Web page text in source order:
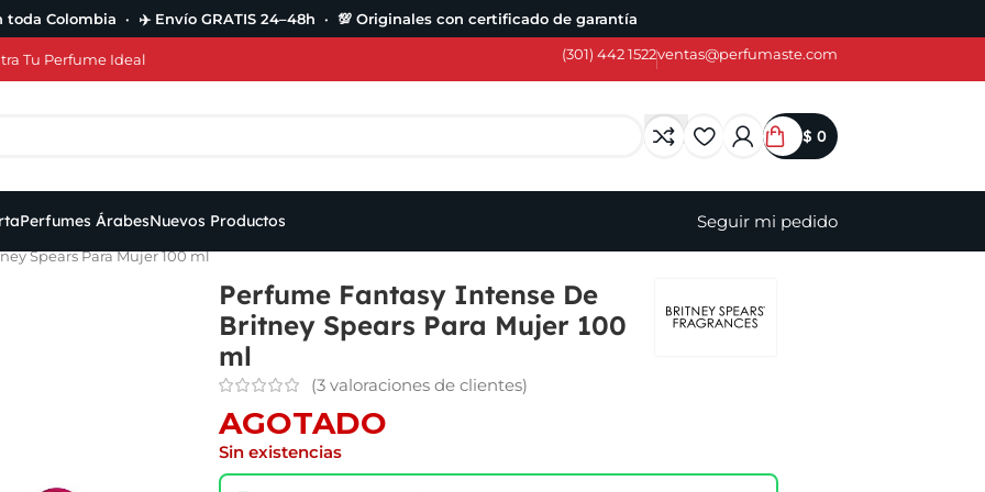
toda Colombia · ✈️ Envío GRATIS 24–48h · 💯 Originales con certificado de garantía
Tu Perfume Ideal (301) 442 1522ventas@perfumaste.com
$ 0
Perfumes ÁrabesNuevos Productos Seguir mi pedido
Spears Para Mujer 100 ml
Perfume Fantasy Intense De
Britney Spears Para Mujer 100
ml
(3valoraciones de clientes)
AGOTADO
Sin existencias